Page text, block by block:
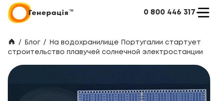
0 800 446 317
/ Блог /
На водохранилище Португалии стартует
строительство плавучей солнечной электростанции